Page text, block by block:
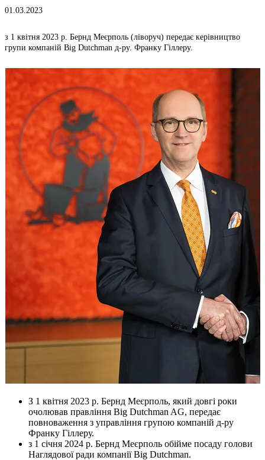
01.03.2023
з 1 квітня 2023 р. Бернд Меєрполь (ліворуч) передає керівництво
групи компаній Big Dutchman д-ру. Франку Гіллеру.
З 1 квітня 2023 р. Бернд Меєрполь, який довгі роки
очолював правління Big Dutchman AG, передає
повноваження з управління групою компаній д-ру
Франку Гіллеру.
з 1 січня 2024 р. Бернд Меєрполь обійме посаду голови
Наглядової ради компанії Big Dutchman.